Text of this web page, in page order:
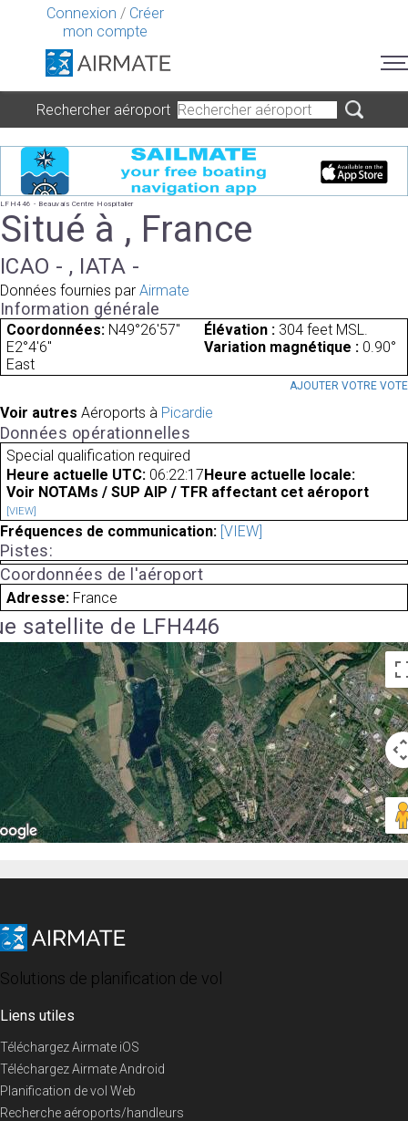
Connexion / Créer
mon compte
Rechercher aéroport
LFH446 - Beauvais Centre Hospitalier
Situé à , France
ICAO - , IATA -
Données fournies par Airmate
Information générale
Coordonnées: N49°26'57"
E2°4'6"
Élévation : 304 feet MSL.
Variation magnétique : 0.90°
East
AJOUTER VOTRE VOTE
Voir autres Aéroports à Picardie
Données opérationnelles
Special qualification required
Heure actuelle UTC: 06:22:17 Heure actuelle locale:
Voir NOTAMs / SUP AIP / TFR affectant cet aéroport
[VIEW]
Fréquences de communication: [VIEW]
Pistes:
Coordonnées de l'aéroport
Adresse: France
satellite de LFH446
Solutions de planification de vol
Liens utiles
Téléchargez Airmate iOS
Téléchargez Airmate Android
Planification de vol Web
Recherche aéroports/handleurs